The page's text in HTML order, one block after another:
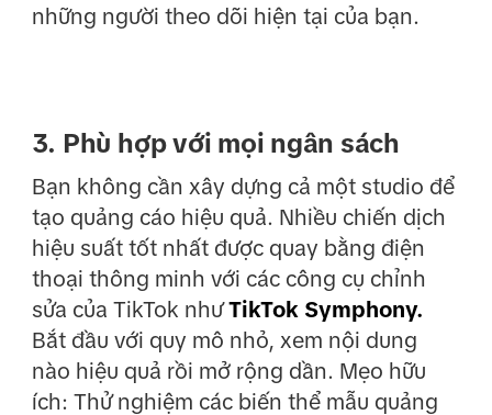
những người theo dõi hiện tại của bạn.
3. Phù hợp với mọi ngân sách
Bạn không cần xây dựng cả một studio để
tạo quảng cáo hiệu quả. Nhiều chiến dịch
hiệu suất tốt nhất được quay bằng điện
thoại thông minh với các công cụ chỉnh
sửa của TikTok nhưTikTok Symphony.
Bắt đầu với quy mô nhỏ, xem nội dung
nào hiệu quả rồi mở rộng dần. Mẹo hữu
ích: Thử nghiệm các biến thể mẫu quảng